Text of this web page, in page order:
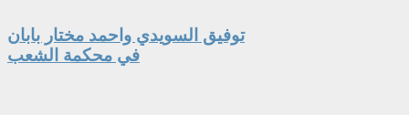
توفيق السويدي واحمد مختار بابان
في محكمة الشعب